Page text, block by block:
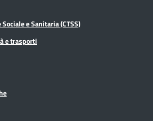
e Sanitaria (CTSS)
e trasporti